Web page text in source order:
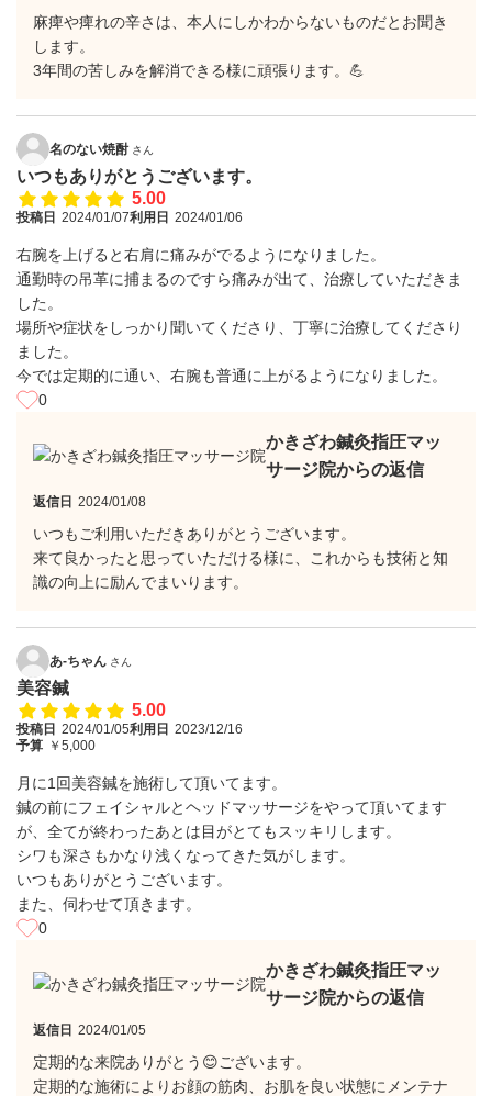
麻痺や痺れの辛さは、本人にしかわからないものだとお聞き
します。
3年間の苦しみを解消できる様に頑張ります。💪
名のない焼酎 さん
いつもありがとうございます。
5.00
投稿日 2024/01/07利用日 2024/01/06
右腕を上げると右肩に痛みがでるようになりました。
通勤時の吊革に捕まるのですら痛みが出て、治療していただきま
した。
場所や症状をしっかり聞いてくださり、丁寧に治療してくださり
ました。
今では定期的に通い、右腕も普通に上がるようになりました。
0
かきざわ鍼灸指圧マッ
サージ院からの返信
返信日 2024/01/08
いつもご利用いただきありがとうございます。
来て良かったと思っていただける様に、これからも技術と知
識の向上に励んでまいります。
あ-ちゃん さん
美容鍼
5.00
投稿日 2024/01/05利用日 2023/12/16
予算 ￥5,000
月に1回美容鍼を施術して頂いてます。
鍼の前にフェイシャルとヘッドマッサージをやって頂いてます
が、全てが終わったあとは目がとてもスッキリします。
シワも深さもかなり浅くなってきた気がします。
いつもありがとうございます。
また、伺わせて頂きます。
0
かきざわ鍼灸指圧マッ
サージ院からの返信
返信日 2024/01/05
定期的な来院ありがとう😊ございます。
定期的な施術によりお顔の筋肉、お肌を良い状態にメンテナ